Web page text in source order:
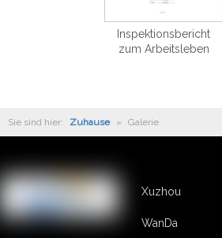
Inspektionsbericht
zum Arbeitsleben
Sie sind hier: Zuhause » Galerie
Xuzhou
WanDa